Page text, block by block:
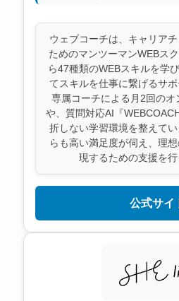
ウェブコーチは、キャリア
ためのマンツーマンWEBス
ら47種類のWEBスキルを学
てスキルを仕事に繋げるサポ
専属コーチによる月2回の
や、質問対応AI『
折しない学習環境を整えて
らも高い満足度が伺え、理
現するための支援を行
公式サイ